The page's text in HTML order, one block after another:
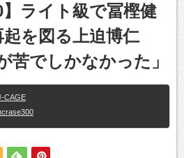
】ライト級で冨樫健
を図る上迫博仁
苦でしかなかった」
CAGE